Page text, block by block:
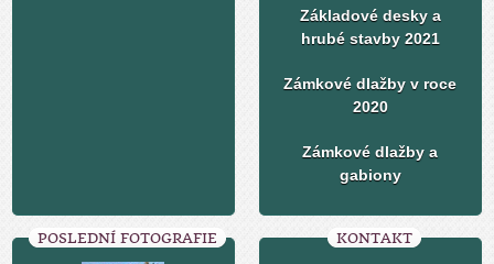
Základové desky a
hrubé stavby 2021
Zámkové dlažby v roce
2020
Zámkové dlažby a
gabiony
POSLEDNÍ FOTOGRAFIE KONTAKT